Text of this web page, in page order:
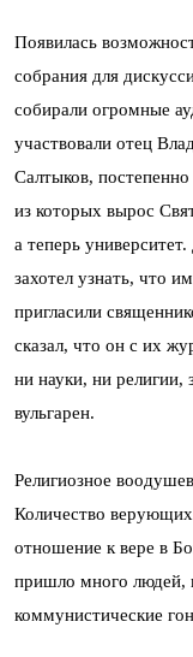
Появилась
собрания для
собирали огромные
участвовали отец
Салтыков,
из которых вырос
а теперь
захотел узнать, что
пригласили
сказал, что он с их
ни науки, ни религии,
вульгарен.
Религиозное
Количество верующих
отношение к вере в
пришло много людей,
коммунистические